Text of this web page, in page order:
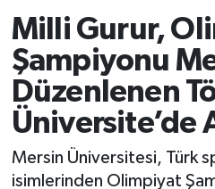
Milli Gurur,
Şampiyonu
Düzenlenen
Üniversite’de
Mersin Üniversitesi, Türk
isimlerinden Olimpiyat
Haber Arşivi